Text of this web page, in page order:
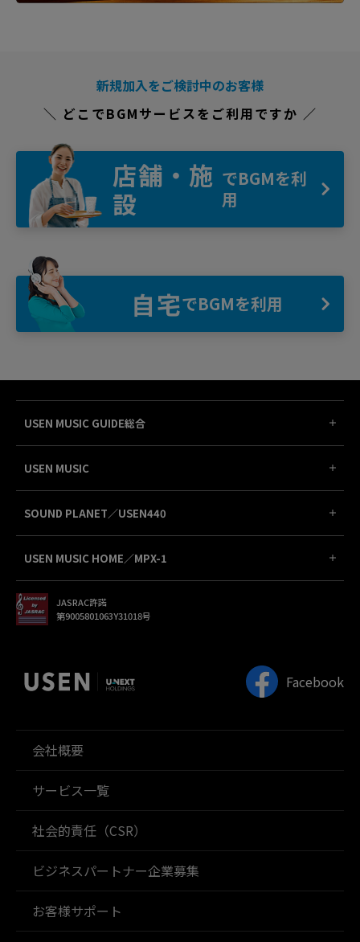
新規加入をご検討中のお客様
＼ どこでBGMサービスをご利用ですか ／
店舗・施
設
でBGMを利
用
自宅でBGMを利用
USEN MUSIC GUIDE総合
USEN MUSIC
SOUND PLANET／USEN440
USEN MUSIC HOME／MPX-1
JASRAC許諾
第9005801063Y31018号
Facebook
会社概要
サービス一覧
社会的責任（CSR）
ビジネスパートナー企業募集
お客様サポート